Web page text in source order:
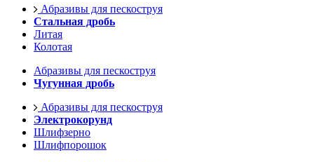
Абразивы для пескоструя
Стальная дробь
Литая
Колотая
Абразивы для пескоструя
Чугунная дробь
Абразивы для пескоструя
Электрокорунд
Шлифзерно
Шлифпорошок